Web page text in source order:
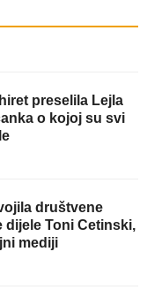
preselila Lejla
o kojoj su svi
društvene
dijele Toni Cetinski,
mediji